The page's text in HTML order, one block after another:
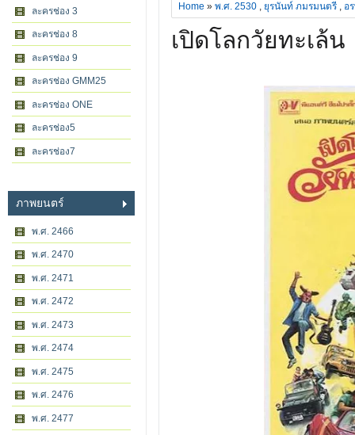
ละครช่อง 3
ละครช่อง 8
ละครช่อง 9
ละครช่อง GMM25
ละครช่อง ONE
ละครช่อง5
ละครช่อง7
ภาพยนตร์
พ.ศ. 2466
พ.ศ. 2470
พ.ศ. 2471
พ.ศ. 2472
พ.ศ. 2473
พ.ศ. 2474
พ.ศ. 2475
พ.ศ. 2476
พ.ศ. 2477
Home » พ.ศ. 2530 , ยุรนันท์ ภมรมนตรี , อ
เปิดโลกวัยทะเล้น